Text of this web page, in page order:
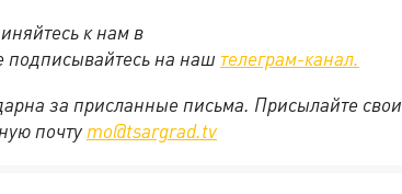
к нам в
подписывайтесь на наш телеграм-канал.
за присланные письма. Присылайте свои
почту mo@tsargrad.tv